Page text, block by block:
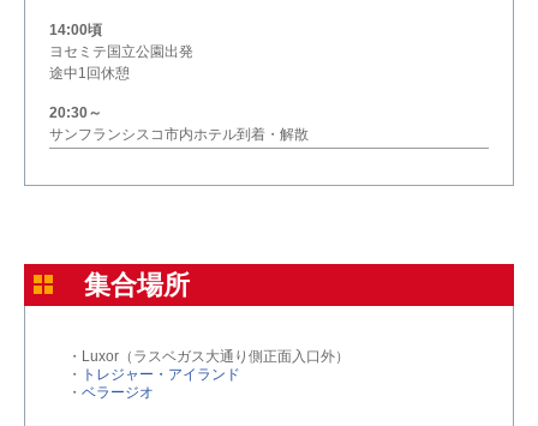
14:00頃
ヨセミテ国立公園出発
途中1回休憩
20:30～
サンフランシスコ市内ホテル到着・解散
集合場所
・Luxor（ラスベガス大通り側正面入口外）
・
トレジャー・アイランド
・ ベラージオ